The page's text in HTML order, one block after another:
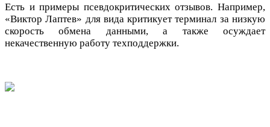
Есть и примеры псевдокритических отзывов. Например,
«Виктор Лаптев» для вида критикует терминал за низкую
скорость обмена данными, а также осуждает
некачественную работу техподдержки.